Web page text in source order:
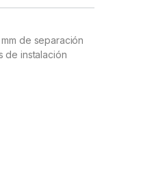
de separación
de instalación